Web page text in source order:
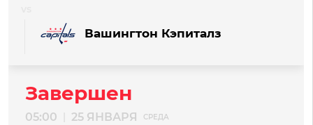
Вашингтон Кэпиталз
Завершен
05:00 25 ЯНВАРЯ СРЕДА